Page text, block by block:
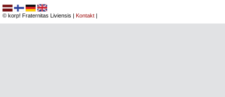
© korp! Fraternitas Liviensis | Kontakt |